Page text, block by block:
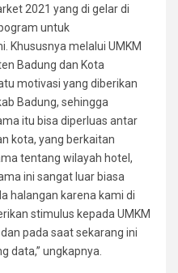
2021 yang di gelar di
untuk
Khususnya melalui UMKM
Badung dan Kota
motivasi yang diberikan
Badung, sehingga
itu bisa diperluas antar
kota, yang berkaitan
tentang wilayah hotel,
ini sangat luar biasa
halangan karena kami di
stimulus kepada UMKM
pada saat sekarang ini
data,” ungkapnya.